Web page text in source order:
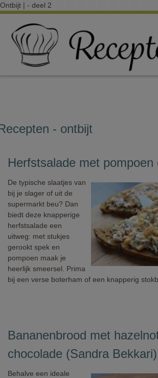
Ontbijt | - deel 2
- ontbijt
Herfstsalade met pompoen
De typische slaatjes van
bij je slager of uit de
supermarkt beu? Dan
biedt deze knapperige
herfstsalade een
uitweg: met stukjes
gerookt spek en
pompoen maak je
heerlijk smeersel. Prima
bij een verse boterham of een knapperig
Bananenbrood met
chocolade (Sandra Bekkari)
Behalve een ideale